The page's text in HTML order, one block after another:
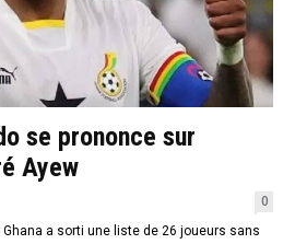
se prononce sur
Ayew
0
a sorti une liste de 26 joueurs sans